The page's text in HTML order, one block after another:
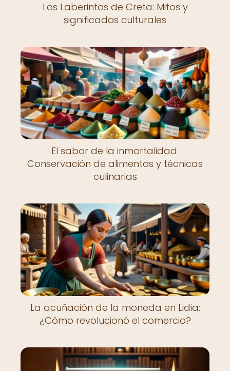
Los Laberintos de Creta: Mitos y
significados culturales
El sabor de la inmortalidad:
Conservación de alimentos y técnicas
culinarias
La acuñación de la moneda en Lidia:
¿Cómo revolucionó el comercio?